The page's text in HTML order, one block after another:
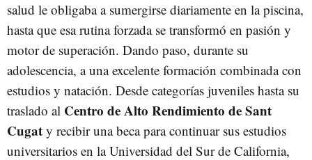
salud le obligaba a sumergirse diariamente en la piscina,
hasta que esa rutina forzada se transformó en pasión y
motor de superación. Dando paso, durante su
adolescencia, a una excelente formación combinada con
estudios y natación. Desde categorías juveniles hasta su
traslado al Centro de Alto Rendimiento de Sant
Cugat y recibir una beca para continuar sus estudios
universitarios en la Universidad del Sur de California,